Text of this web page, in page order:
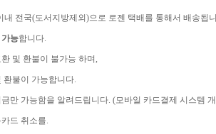
내 전국(도서지방제외)으로 로젠 택배를 통해서 배송됩
가능합니다.
및 환불이 불가능 하며,
환불이 가능합니다.
만 가능함을 알려드립니다. (모바일 카드결제 시스템
드 취소를.